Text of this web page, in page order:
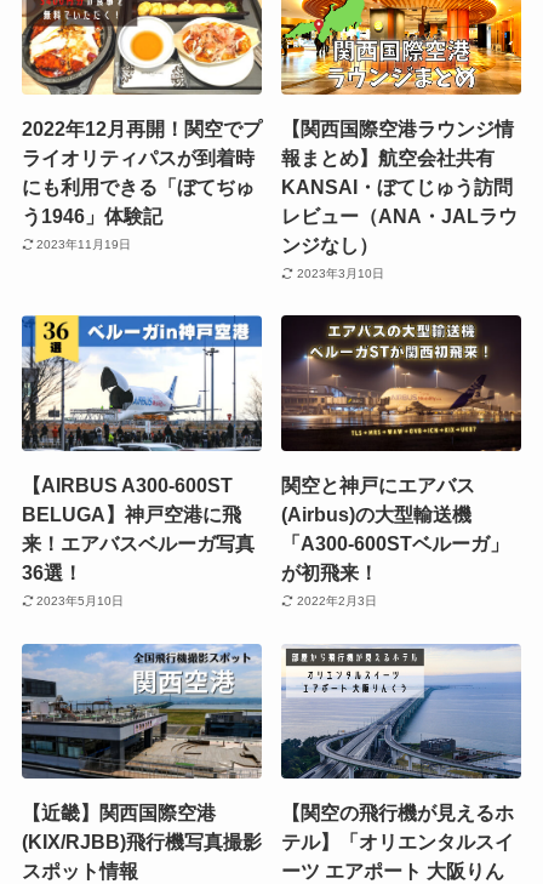
2022年12月再開！関空でプ
ライオリティパスが到着時
にも利用できる「ぼてぢゅ
う1946」体験記
2023年11月19日
【関西国際空港ラウンジ情
報まとめ】航空会社共有
KANSAI・ぼてじゅう訪問
レビュー（ANA・JALラウ
ンジなし）
2023年3月10日
【AIRBUS A300-600ST
BELUGA】神戸空港に飛
来！エアバスベルーガ写真
36選！
2023年5月10日
関空と神戸にエアバス
(Airbus)の大型輸送機
「A300-600STベルーガ」
が初飛来！
2022年2月3日
【近畿】関西国際空港
(KIX/RJBB)飛行機写真撮影
スポット情報
【関空の飛行機が見えるホ
テル】「オリエンタルスイ
ーツ エアポート 大阪りん